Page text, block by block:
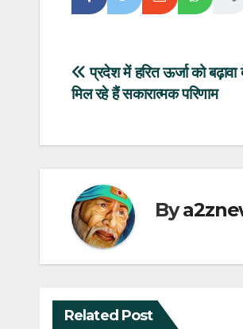
Post
navigation
प्रदेश में हरित ऊर्जा को
मिल रहे हैं सकारात्मक परिणाम
By
Related Post